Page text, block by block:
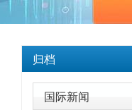
归档
国际新闻